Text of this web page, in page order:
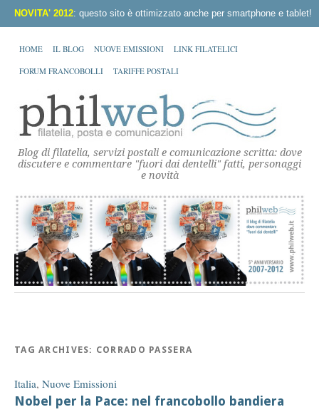
NOVITA' 2012: questo sito è ottimizzato anche per smartphone e tablet!
HOME IL BLOG NUOVE EMISSIONI LINK FILATELICI
FORUM FRANCOBOLLI TARIFFE POSTALI
Blog di filatelia, servizi postali e comunicazione scritta: dove
discutere e commentare "fuori dai dentelli" fatti, personaggi
e novità
TAG ARCHIVES: CORRADO PASSERA
Italia, Nuove Emissioni
Nobel per la Pace: nel francobollo bandiera